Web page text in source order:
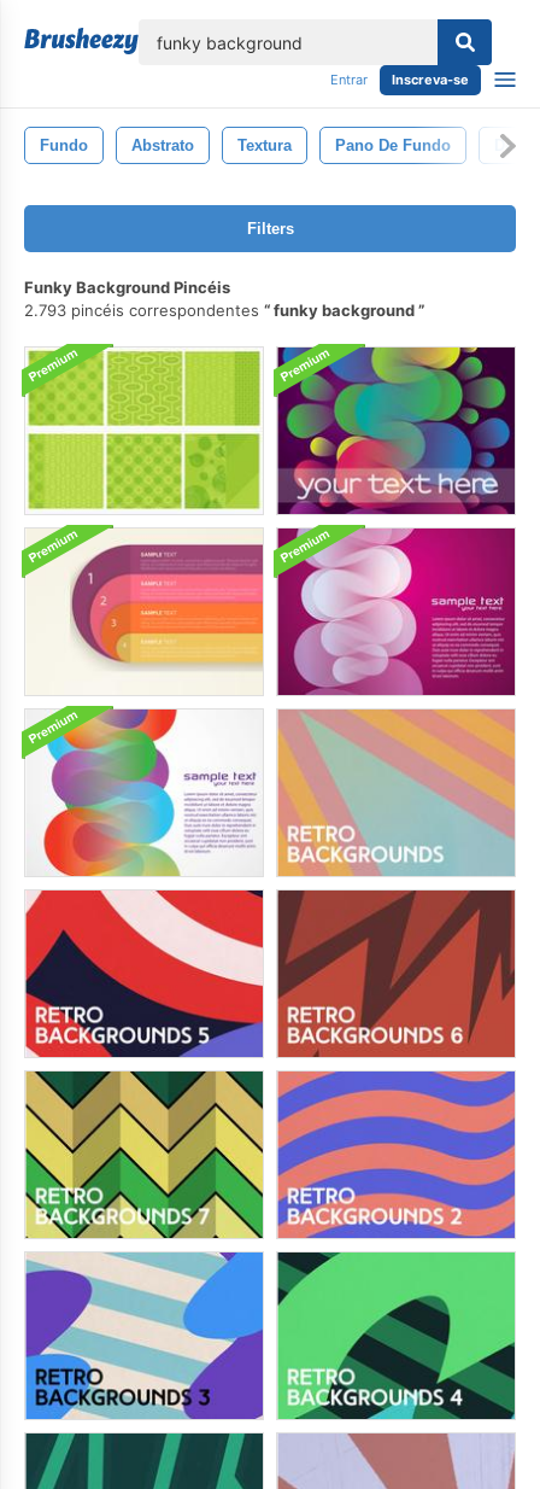
Entrar Inscreva-se
Fundo Abstrato Textura Pano De Fundo
Filters
Funky Background Pincéis
2.793 pincéis correspondentes
funky background